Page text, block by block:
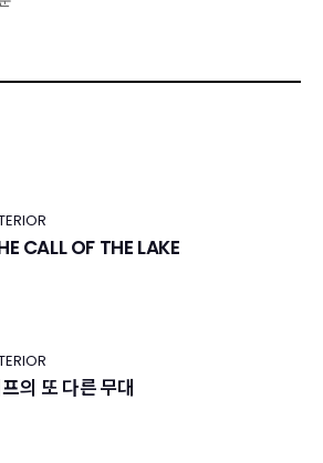
CALL OF THE LAKE
의 또 다른 무대